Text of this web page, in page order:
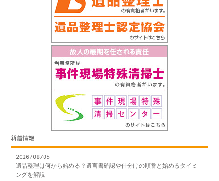
新着情報
2026/08/05
遺品整理は何から始める？遺言書確認や仕分けの順番と始めるタイミ
ングを解説